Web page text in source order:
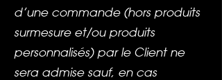
d’une commande (hors produits
surmesure et/ou produits
personnalisés) par le Client ne
sera admise sauf, en cas